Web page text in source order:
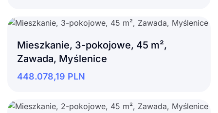
Mieszkanie, 3-pokojowe, 45 m²,
Zawada, Myślenice
448.078,19 PLN